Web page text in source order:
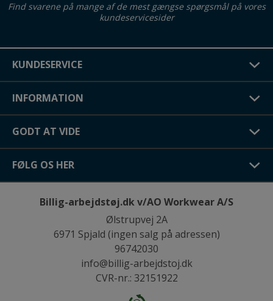
Find svarene på mange af de mest gængse spørgsmål på vores
kundeservicesider
KUNDESERVICE
INFORMATION
GODT AT VIDE
FØLG OS HER
Billig-arbejdstøj.dk v/AO Workwear A/S
Ølstrupvej 2A
6971 Spjald (ingen salg på adressen)
96742030
info@billig-arbejdstoj.dk
CVR-nr.: 32151922